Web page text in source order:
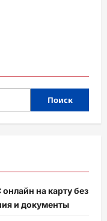
Поиск
на карту без
и документы